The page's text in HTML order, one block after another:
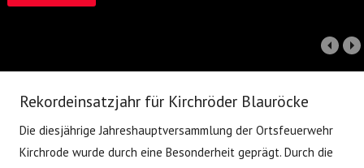
Rekordeinsatzjahr für Kirchröder Blauröcke
Die diesjährige Jahreshauptversammlung der Ortsfeuerwehr
Kirchrode wurde durch eine Besonderheit geprägt. Durch die